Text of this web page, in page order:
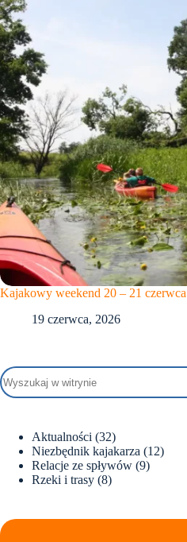
Kajakowy weekend 20 – 21 czerwca
19 czerwca, 2026
Aktualności (32)
Niezbędnik kajakarza (12)
Relacje ze spływów (9)
Rzeki i trasy (8)